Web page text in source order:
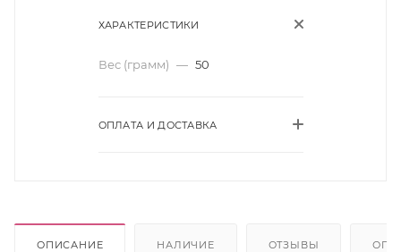
ХАРАКТЕРИСТИКИ
Вес (грамм) — 50
ОПЛАТА И ДОСТАВКА
ОПИСАНИЕ НАЛИЧИЕ ОТЗЫВЫ